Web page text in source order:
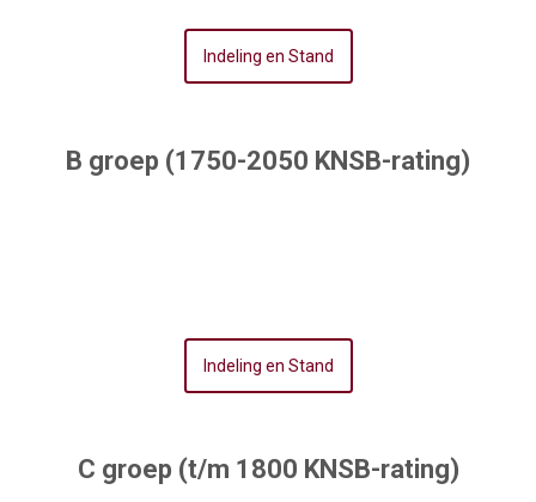
Indeling en Stand
B groep (1750-2050 KNSB-rating)
Indeling en Stand
C groep (t/m 1800 KNSB-rating)